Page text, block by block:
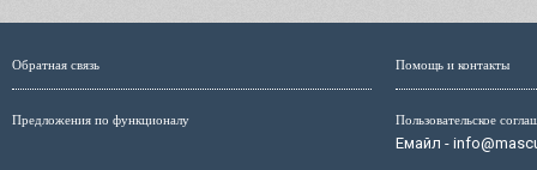
Обратная связь
Предложения по функционалу
Помощь и контакты
Пользовательское
Емайл -